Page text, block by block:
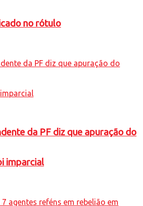
no rótulo
da PF diz que apuração do
imparcial